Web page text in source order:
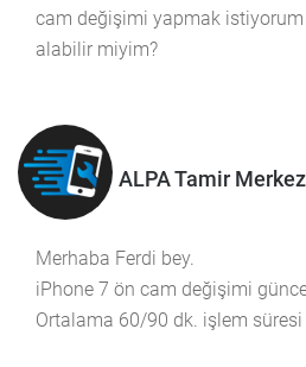
cam değişimi yapmak istiyorum
alabilir miyim?
ALPA Tamir
Merhaba Ferdi bey.
iPhone 7 ön cam değişimi
Ortalama 60/90 dk. işlem süresi